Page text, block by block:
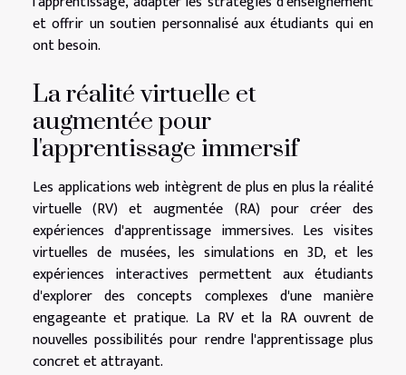
et offrir un soutien personnalisé aux étudiants qui en
ont besoin.
La réalité virtuelle et
augmentée pour
l'apprentissage immersif
Les applications web intègrent de plus en plus la réalité
virtuelle (RV) et augmentée (RA) pour créer des
expériences d'apprentissage immersives. Les visites
virtuelles de musées, les simulations en 3D, et les
expériences interactives permettent aux étudiants
d'explorer des concepts complexes d'une manière
engageante et pratique. La RV et la RA ouvrent de
nouvelles possibilités pour rendre l'apprentissage plus
concret et attrayant.